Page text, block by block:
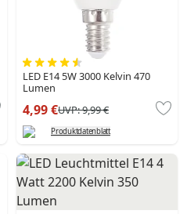
LED E14 5W 3000 Kelvin 470
Lumen
4,99 €UVP:9,99 €
Produktdatenblatt